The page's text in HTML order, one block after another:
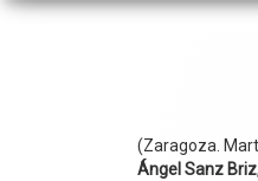
(Zaragoza.
Ángel Sanz Briz